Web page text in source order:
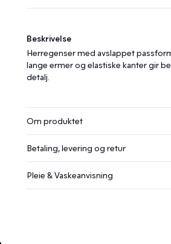
Beskrivelse
Herregenser med avslappet
lange ermer og elastiske kanter gir
detalj.
Om produktet
Betaling, levering og retur
Pleie & Vaskeanvisning